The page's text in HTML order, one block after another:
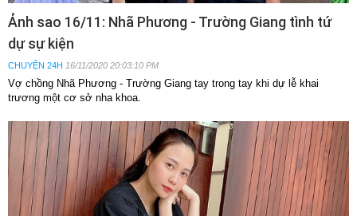
Ảnh sao 16/11: Nhã Phương - Trường Giang tình tứ
dự sự kiện
CHUYỆN 24H 16/11/2020 20:03:10 PM
Vợ chồng Nhã Phương - Trường Giang tay trong tay khi dự lễ khai
trương một cơ sở nha khoa.